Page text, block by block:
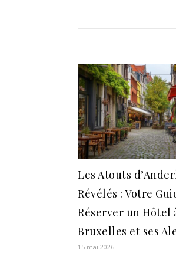
Les Atouts
Révélés : Votre
Réserver un Hôtel
Bruxelles et ses
15 mai 2026